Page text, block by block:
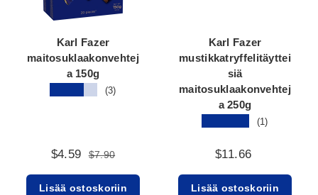
Karl Fazer
maitosuklaakonvehtej
a 150g
(3)
$4.59 $7.90
Lisää ostoskoriin
Karl Fazer
mustikkatryffelitäyttei
siä
maitosuklaakonvehtej
a 250g
(1)
$11.66
Lisää ostoskoriin